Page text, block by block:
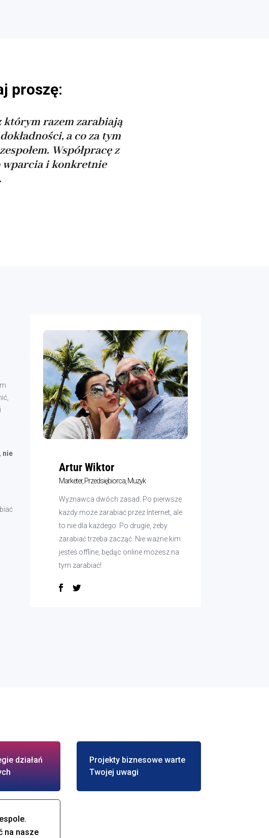
proszę:
razem zarabiają
a co za tym
Współpracę z
wparcia i konkretnie
nie
Artur Wiktor
Marketer, Przedsiębiorca, Muzyk
Wyznawca dwóch zasad. Po pierwsze
każdy może zarabiać przez Internet, ale
to nie dla każdego. Po drugie, żeby
zarabiać trzeba zacząć. Nie ważne kim
jesteś offline, będąc online możesz na
tym zarabiać!
działań
na nasze
Projekty biznesowe warte
Twojej uwagi